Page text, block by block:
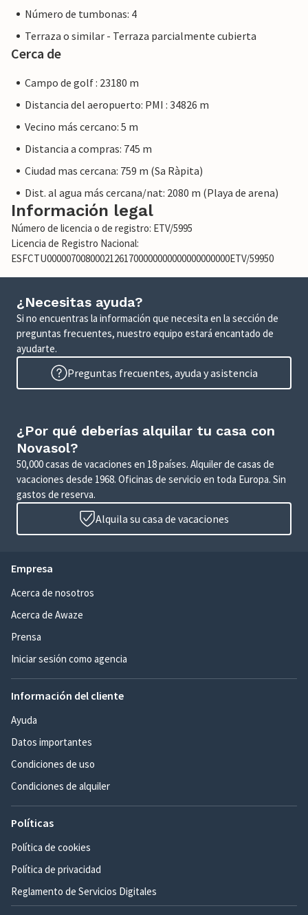
Número de tumbonas: 4
Terraza o similar - Terraza parcialmente cubierta
Cerca de
Campo de golf : 23180 m
Distancia del aeropuerto: PMI : 34826 m
Vecino más cercano: 5 m
Distancia a compras: 745 m
Ciudad mas cercana: 759 m (Sa Ràpita)
Dist. al agua más cercana/nat: 2080 m (Playa de arena)
Información legal
Número de licencia o de registro: ETV/5995
Licencia de Registro Nacional:
ESFCTU00000700800021261700000000000000000000ETV/59950
¿Necesitas ayuda?
Si no encuentras la información que necesita en la sección de
preguntas frecuentes, nuestro equipo estará encantado de
ayudarte.
Preguntas frecuentes, ayuda y asistencia
¿Por qué deberías alquilar tu casa con
Novasol?
50,000 casas de vacaciones en 18 países. Alquiler de casas de
vacaciones desde 1968. Oficinas de servicio en toda Europa. Sin
gastos de reserva.
Alquila su casa de vacaciones
Empresa
Acerca de nosotros
Acerca de Awaze
Prensa
Iniciar sesión como agencia
Información del cliente
Ayuda
Datos importantes
Condiciones de uso
Condiciones de alquiler
Políticas
Política de cookies
Política de privacidad
Reglamento de Servicios Digitales